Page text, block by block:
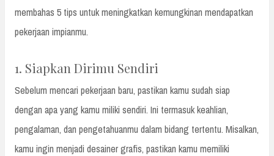
membahas 5 tips untuk meningkatkan kemungkinan mendapatkan
pekerjaan impianmu.
1. Siapkan Dirimu Sendiri
Sebelum mencari pekerjaan baru, pastikan kamu sudah siap
dengan apa yang kamu miliki sendiri. Ini termasuk keahlian,
pengalaman, dan pengetahuanmu dalam bidang tertentu. Misalkan,
kamu ingin menjadi desainer grafis, pastikan kamu memiliki